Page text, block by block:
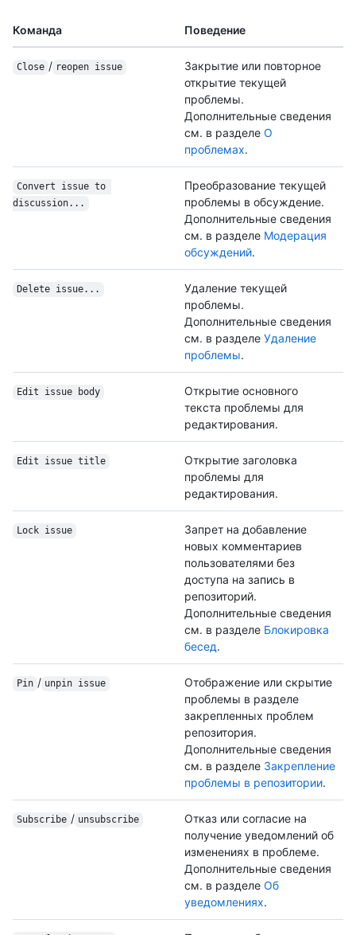
Команда Поведение
Close / reopen issue
Закрытие или повторное
открытие текущей
проблемы.
Дополнительные сведения
см. в разделе О
проблемах.
Convert issue to
discussion...
Преобразование текущей
проблемы в обсуждение.
Дополнительные сведения
см. в разделе Модерация
обсуждений.
Delete issue...
Удаление текущей
проблемы.
Дополнительные сведения
см. в разделе Удаление
проблемы.
Edit issue body
Открытие основного
текста проблемы для
редактирования.
Edit issue title
Открытие заголовка
проблемы для
редактирования.
Lock issue
Запрет на добавление
новых комментариев
пользователями без
доступа на запись в
репозиторий.
Дополнительные сведения
см. в разделе Блокировка
бесед.
Pin / unpin issue
Отображение или скрытие
проблемы в разделе
закрепленных проблем
репозитория.
Дополнительные сведения
см. в разделе Закрепление
проблемы в репозитории.
Subscribe / unsubscribe
Отказ или согласие на
получение уведомлений об
изменениях в проблеме.
Дополнительные сведения
см. в разделе Об
уведомлениях.